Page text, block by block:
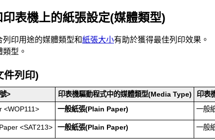
表機上的紙張設定(媒體類型)
列印用途的媒體類型和紙張大小有助於獲得最佳列印效果。
型。
件列印)
> 印表機驅動程式中的媒體類型(Media Type) 印表
<WOP111> 一般紙張(Plain Paper) 一般
<SAT213> 一般紙張(Plain Paper) 一般